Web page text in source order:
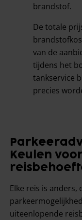
brandstof.
De totale
van de
tijdens het
tankservice
precies
Keulen
Elke reis is anders,
uiteenlopende